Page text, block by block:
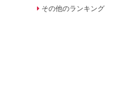
その他のランキング